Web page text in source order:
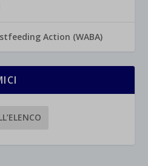
Action (WABA)